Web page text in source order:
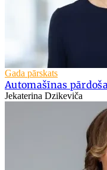
Gada pārskats
Automašīnas
Jekaterina Dzikeviča